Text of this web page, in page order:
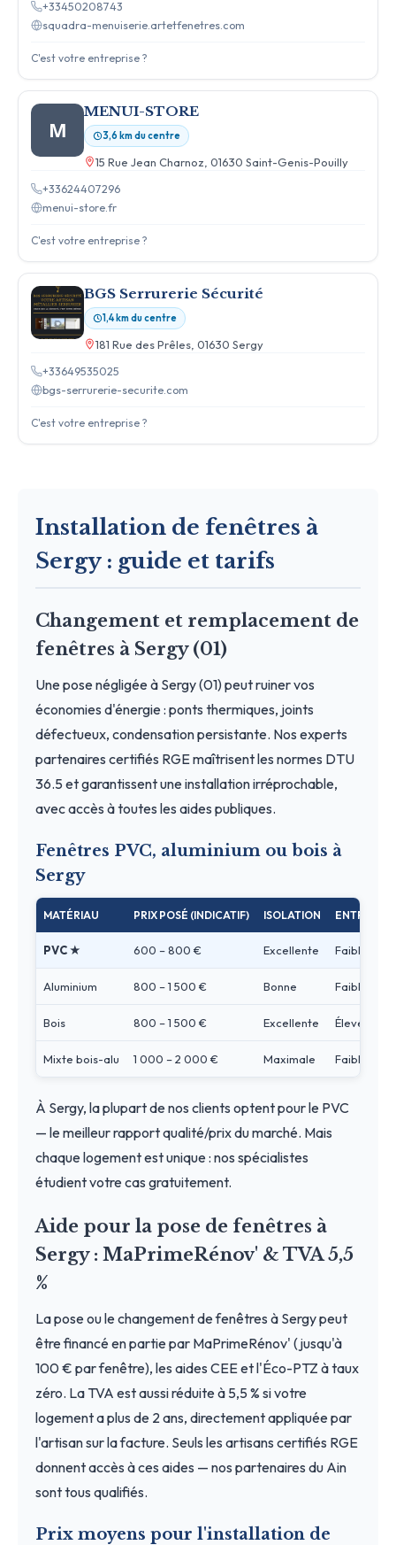
+33450208743
squadra-menuiserie.artetfenetres.com
C'est votre entreprise ?
M
MENUI-STORE
3,6 km du centre
15 Rue Jean Charnoz, 01630 Saint-Genis-Pouilly
+33624407296
menui-store.fr
C'est votre entreprise ?
BGS Serrurerie Sécurité
1,4 km du centre
181 Rue des Prêles, 01630 Sergy
+33649535025
bgs-serrurerie-securite.com
C'est votre entreprise ?
Installation de fenêtres à
Sergy : guide et tarifs
Changement et remplacement de
fenêtres à Sergy (01)
Une pose négligée à Sergy (01) peut ruiner vos
économies d'énergie : ponts thermiques, joints
défectueux, condensation persistante. Nos experts
partenaires certifiés RGE maîtrisent les normes DTU
36.5 et garantissent une installation irréprochable,
avec accès à toutes les aides publiques.
Fenêtres PVC, aluminium ou bois à
Sergy
MATÉRIAU PRIX POSÉ (INDICATIF) ISOLATION ENTRETIEN
PVC ★ 600 – 800 € Excellente Faible
Aluminium 800 – 1 500 € Bonne Faible
Bois 800 – 1 500 € Excellente Élevé
Mixte bois-alu 1 000 – 2 000 € Maximale Faible
À Sergy, la plupart de nos clients optent pour le PVC
— le meilleur rapport qualité/prix du marché. Mais
chaque logement est unique : nos spécialistes
étudient votre cas gratuitement.
Aide pour la pose de fenêtres à
Sergy : MaPrimeRénov' & TVA 5,5
%
La pose ou le changement de fenêtres à Sergy peut
être financé en partie par MaPrimeRénov' (jusqu'à
100 € par fenêtre), les aides CEE et l'Éco-PTZ à taux
zéro. La TVA est aussi réduite à 5,5 % si votre
logement a plus de 2 ans, directement appliquée par
l'artisan sur la facture. Seuls les artisans certifiés RGE
donnent accès à ces aides — nos partenaires du Ain
sont tous qualifiés.
Prix moyens pour l'installation de